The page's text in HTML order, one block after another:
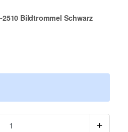
Bildtrommel Schwarz